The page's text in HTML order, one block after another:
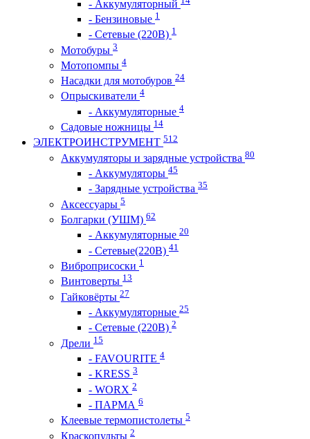
- Аккумуляторный
- Бензиновые 1
- Сетевые (220В) 1
Мотобуры 3
Мотопомпы 4
Насадки для мотобуров 24
Опрыскиватели 4
- Аккумуляторные 4
Садовые ножницы 14
ЭЛЕКТРОИНСТРУМЕНТ 512
Аккумуляторы и зарядные устройства 80
- Аккумуляторы 45
- Зарядные устройства 35
Аксессуары 5
Болгарки (УШМ) 62
- Аккумуляторные 20
- Сетевые(220В) 41
Виброприсоски 1
Винтоверты 13
Гайковёрты 27
- Аккумуляторные 25
- Сетевые (220В) 2
Дрели 15
- FAVOURITE 4
- KRESS 3
- WORX 2
- ПАРМА 6
Клеевые термопистолеты 5
Краскопульты 2